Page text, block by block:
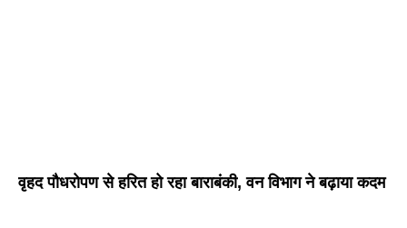
वृहद पौधरोपण से हरित हो रहा बाराबंकी, वन विभाग ने बढ़ाया कदम